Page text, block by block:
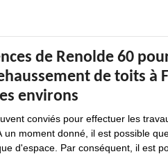
de Renolde 60
de toits à
environs
conviés pour effectuer les
un moment donné, il est possible
d'espace. Par conséquent, il est